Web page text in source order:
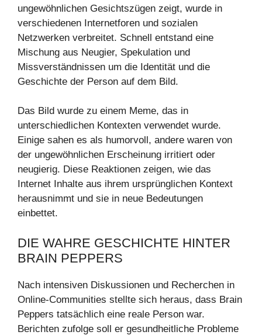
ungewöhnlichen Gesichtszügen zeigt, wurde in
verschiedenen Internetforen und sozialen
Netzwerken verbreitet. Schnell entstand eine
Mischung aus Neugier, Spekulation und
Missverständnissen um die Identität und die
Geschichte der Person auf dem Bild.
Das Bild wurde zu einem Meme, das in
unterschiedlichen Kontexten verwendet wurde.
Einige sahen es als humorvoll, andere waren von
der ungewöhnlichen Erscheinung irritiert oder
neugierig. Diese Reaktionen zeigen, wie das
Internet Inhalte aus ihrem ursprünglichen Kontext
herausnimmt und sie in neue Bedeutungen
einbettet.
DIE WAHRE GESCHICHTE HINTER
BRAIN PEPPERS
Nach intensiven Diskussionen und Recherchen in
Online-Communities stellte sich heraus, dass Brain
Peppers tatsächlich eine reale Person war.
Berichten zufolge soll er gesundheitliche Probleme